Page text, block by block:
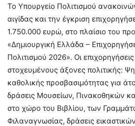
Το Υπουργείο Πολιτισμού
αιγίδας και την έγκριση
1.750.000 ευρώ, στο πλαίσιο του
«Δημιουργική Ελλάδα –
Πολιτισμού 2026». Οι
στοχευμένους άξονες πολιτικής:
καθολικής προσβασιμότητας για
δράσεις Μουσείων, Πινακοθηκών
στο χώρο του Βιβλίου, των
Φιλαναγνωσίας, δράσεις